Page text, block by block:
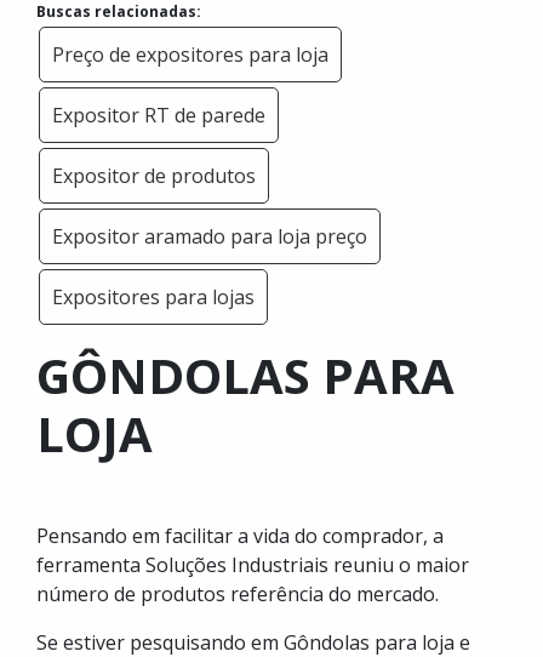
Buscas relacionadas:
Preço de expositores para loja
Expositor RT de parede
Expositor de produtos
Expositor aramado para loja preço
Expositores para lojas
GÔNDOLAS PARA
LOJA
Pensando em facilitar a vida do comprador, a
ferramenta Soluções Industriais reuniu o maior
número de produtos referência do mercado.
Se estiver pesquisando em Gôndolas para loja e